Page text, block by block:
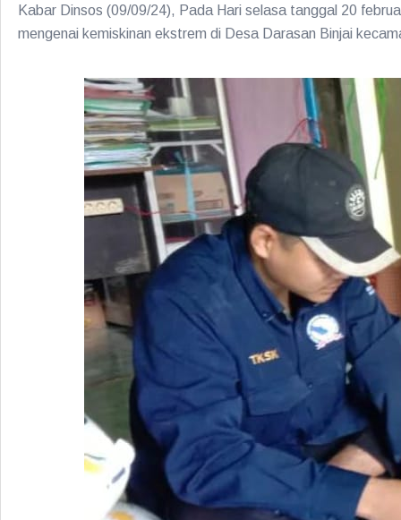
Kabar Dinsos (09/09/24), Pada Hari selasa tanggal 20
mengenai kemiskinan ekstrem di Desa Darasan Binjai